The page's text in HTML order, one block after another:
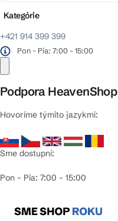
+421 914 399 399
Pon - Pia: 7:00 - 15:00
Podpora HeavenShop
Hovoríme týmito jazykmi:
Sme dostupní:
Pon – Pia: 7:00 – 15:00
Kategórie